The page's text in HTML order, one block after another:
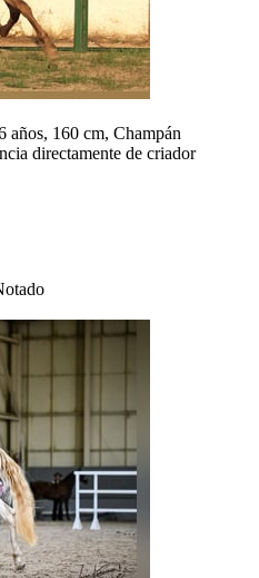
años, 160 cm, Champán
directamente de criador